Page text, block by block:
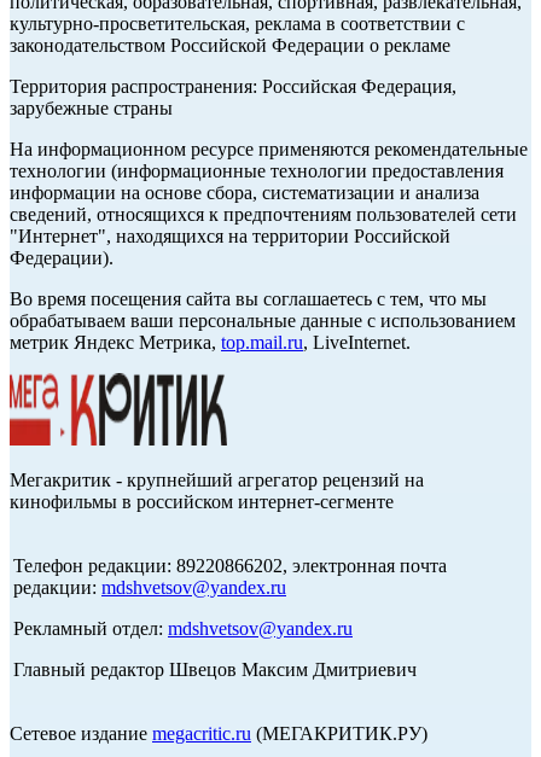
культурно-просветительская, реклама в соответствии с
законодательством Российской Федерации о рекламе
Территория распространения: Российская Федерация,
зарубежные страны
На информационном ресурсе применяются рекомендательные
технологии (информационные технологии предоставления
информации на основе сбора, систематизации и анализа
сведений, относящихся к предпочтениям пользователей сети
"Интернет", находящихся на территории Российской
Федерации).
Во время посещения сайта вы соглашаетесь с тем, что мы
обрабатываем ваши персональные данные с использованием
метрик Яндекс Метрика, top.mail.ru, LiveInternet.
Мегакритик - крупнейший агрегатор рецензий на
кинофильмы в российском интернет-сегменте
Телефон редакции: 89220866202, электронная почта
редакции: mdshvetsov@yandex.ru
Рекламный отдел: mdshvetsov@yandex.ru
Главный редактор Швецов Максим Дмитриевич
Сетевое издание megacritic.ru (МЕГАКРИТИК.РУ)